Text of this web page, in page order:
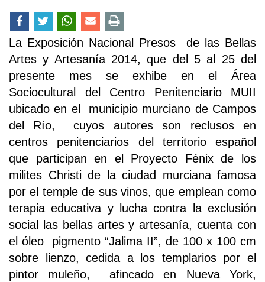
La Exposición Nacional Presos de las Bellas
Artes y Artesanía 2014, que del 5 al 25 del
presente mes se exhibe en el Área
Sociocultural del Centro Penitenciario MUII
ubicado en el municipio murciano de Campos
del Río, cuyos autores son reclusos en
centros penitenciarios del territorio español
que participan en el Proyecto Fénix de los
milites Christi de la ciudad murciana famosa
por el temple de sus vinos, que emplean como
terapia educativa y lucha contra la exclusión
social las bellas artes y artesanía, cuenta con
el óleo pigmento “Jalima II”, de 100 x 100 cm
sobre lienzo, cedida a los templarios por el
pintor muleño, afincado en Nueva York,